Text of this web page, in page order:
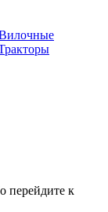
перейдите к